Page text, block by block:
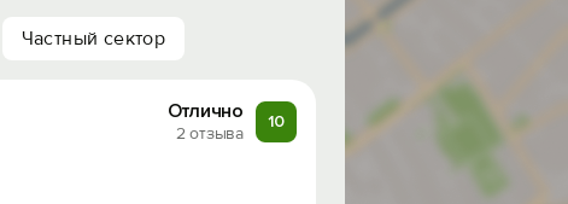
Частный сектор
Отлично
2 отзыва
10